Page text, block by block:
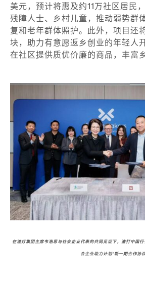
美元，预计将惠及约11万社区居民
残障人士、乡村儿童，推动弱势群
复和老年群体照护。此外，项目还
块，助力有意愿返乡创业的年轻人
在社区提供质优价廉的商品，丰富
在渣打集团主席韦浩思与社会企业代表的共同见证下，渣打中国
会企业助力计划”新一期合作协